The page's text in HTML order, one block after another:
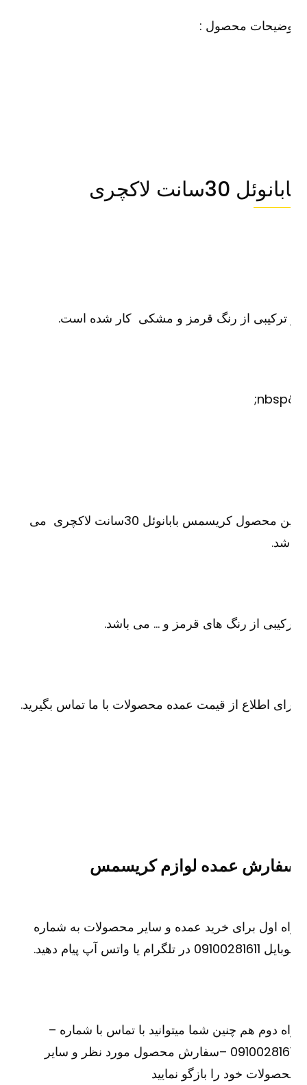
محصول :
30سانت لاکچری
ترکیبی از رنگ قرمز و مشکی کار شده است.
این محصول کریسمس بابانوئل 30سانت لاکچری می
از رنگ های قرمز و … می باشد.
اطلاع از قیمت عمده محصولات با ما تماس بگیرید.
عمده لوازم کریسمس
اول برای خرید عمده و سایر محصولات به شماره
در تلگرام یا واتس آپ پیام دهید.
دوم هم چنین شما میتوانید با تماس با شماره –
09100281611 –سفارش محصول مورد نظر و سایر
خود را بازگو نمایید